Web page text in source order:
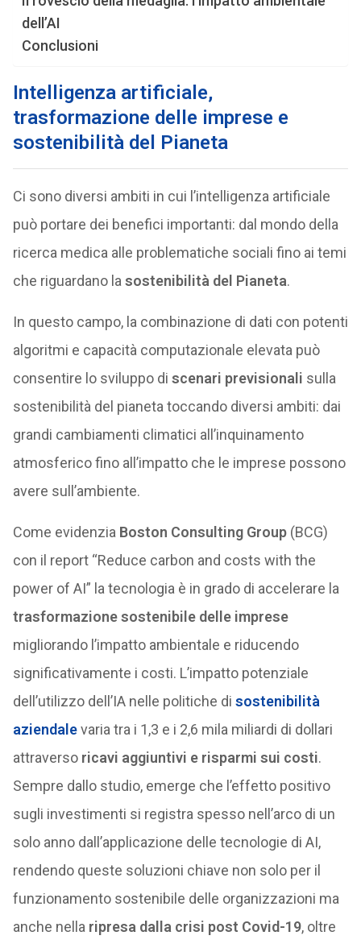
dell’AI
Conclusioni
Intelligenza artificiale,
trasformazione delle imprese e
sostenibilità del Pianeta
Ci sono diversi ambiti in cui l’intelligenza artificiale
può portare dei benefici importanti: dal mondo della
ricerca medica alle problematiche sociali fino ai temi
che riguardano la sostenibilità del Pianeta.
In questo campo, la combinazione di dati con potenti
algoritmi e capacità computazionale elevata può
consentire lo sviluppo di scenari previsionali sulla
sostenibilità del pianeta toccando diversi ambiti: dai
grandi cambiamenti climatici all’inquinamento
atmosferico fino all’impatto che le imprese possono
avere sull’ambiente.
Come evidenzia Boston Consulting Group(BCG)
con il report “Reduce carbon and costs with the
power of AI” la tecnologia è in grado di accelerare la
trasformazione sostenibile delle imprese
migliorando l’impatto ambientale e riducendo
significativamente i costi. L’impatto potenziale
dell’utilizzo dell’IA nelle politiche di sostenibilità
aziendalevaria tra i 1,3 e i 2,6 mila miliardi di dollari
attraverso ricavi aggiuntivi e risparmi sui costi.
Sempre dallo studio, emerge che l’effetto positivo
sugli investimenti si registra spesso nell’arco di un
solo anno dall’applicazione delle tecnologie di AI,
rendendo queste soluzioni chiave non solo per il
funzionamento sostenibile delle organizzazioni ma
anche nella ripresa dalla crisi post Covid-19, oltre